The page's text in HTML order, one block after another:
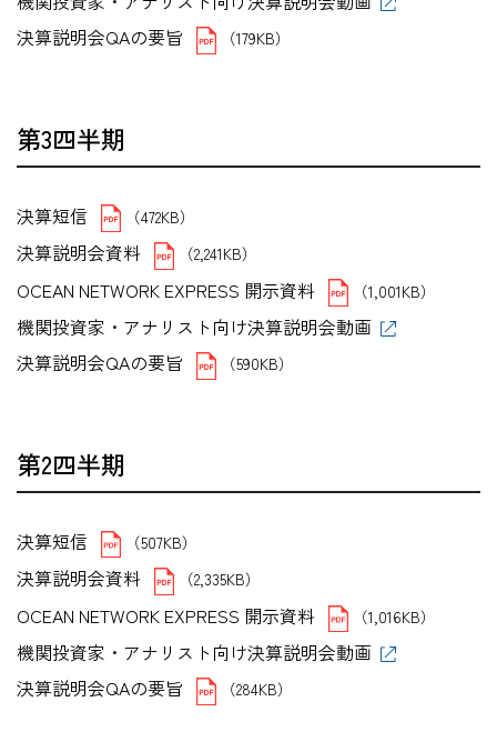
決算説明会QAの要旨
（179KB）
第3四半期
決算短信 （472KB）
決算説明会資料 （2,241KB）
OCEAN NETWORK EXPRESS 開示資料 （1,001KB）
機関投資家・アナリスト向け決算説明会動画
決算説明会QAの要旨
（590KB）
第2四半期
決算短信 （507KB）
決算説明会資料 （2,335KB）
OCEAN NETWORK EXPRESS 開示資料 （1,016KB）
機関投資家・アナリスト向け決算説明会動画
決算説明会QAの要旨
（284KB）